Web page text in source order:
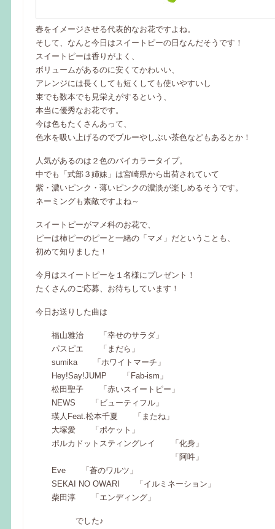
春をイメージさせる代表的なお花ですよね。
そして、なんと今日はスイートピーの日なんだそうです！
スイートピーは香りがよく、
ボリュームがあるのに安くてかわいい、
アレンジには長くしても短くしても使いやすいし
束でも数本でも見栄えがするという、
本当に優秀なお花です。
今は色もたくさんあって、
色水を吸い上げるのでブルーやしぶい茶色などもあるとか！
人気があるのは２色のバイカラータイプ。
中でも「式部３姉妹」は宮崎県から出荷されていて
紫・濃いピンク・薄いピンクの濃淡が楽しめるそうです。
ネーミングも素敵ですよね～
スイートピーがマメ科のお花で、
ピーは柿ピーのピーと一緒の「マメ」だということも、
初めて知りました！
今月はスイートピーを１名様にプレゼント！
たくさんのご応募、お待ちしています！
今日お送りした曲は
福山雅治 「幸せのサラダ」
パスピエ 「まだら」
sumika 「ホワイトマーチ」
Hey!Say!JUMP 「Fab-ism」
松田聖子 「赤いスイートピー」
NEWS 「ビューティフル」
瑛人Feat.松本千夏 「またね」
大塚愛 「ポケット」
ポルカドットスティングレイ 「化身」
「阿吽」
Eve 「蒼のワルツ」
SEKAI NO OWARI 「イルミネーション」
柴田淳 「エンディング」
でした♪